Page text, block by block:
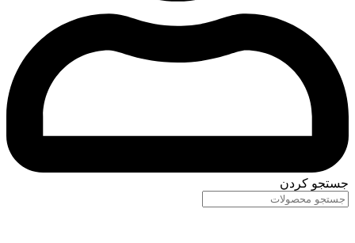
جستجو کردن